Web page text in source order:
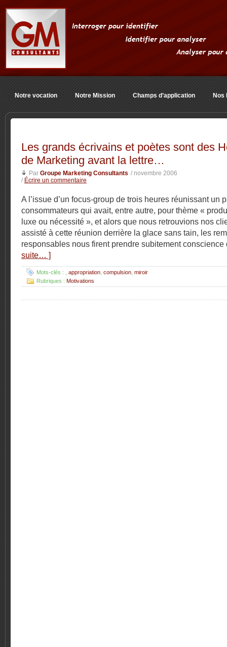
Notre vocation Notre Mission Champs d’application Nos
Les grands écrivains et poètes sont des
de Marketing avant la lettre…
Par Groupe Marketing Consultants / novembre 2006
/ Écrire un commentaire
A l’issue d’un focus-group de trois heures réunissant un
consommateurs qui avait, entre autre, pour thème «
luxe ou nécessité », et alors que nous retrouvions nos
assisté à cette réunion derrière la glace sans tain, les
responsables nous firent prendre subitement
suite… ]
Mots-clés : appropriation compulsion miroir
Rubriques : Motivations